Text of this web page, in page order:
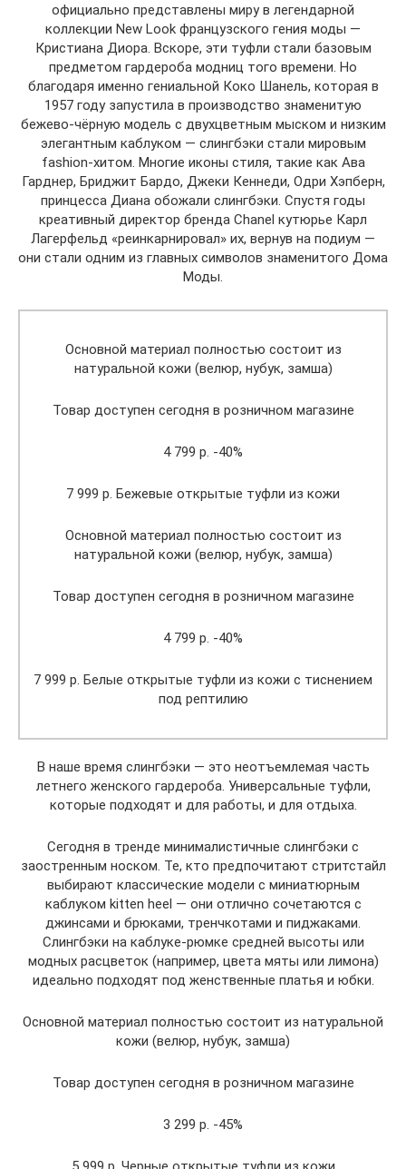
официально представлены миру в легендарной
коллекции New Look французского гения моды —
Кристиана Диора. Вскоре, эти туфли стали базовым
предметом гардероба модниц того времени. Но
благодаря именно гениальной Коко Шанель, которая в
1957 году запустила в производство знаменитую
бежево-чёрную модель с двухцветным мыском и низким
элегантным каблуком — слингбэки стали мировым
fashion-хитом. Многие иконы стиля, такие как Ава
Гарднер, Бриджит Бардо, Джеки Кеннеди, Одри Хэпберн,
принцесса Диана обожали слингбэки. Спустя годы
креативный директор бренда Chanel кутюрье Карл
Лагерфельд «реинкарнировал» их, вернув на подиум —
они стали одним из главных символов знаменитого Дома
Моды.
Основной материал полностью состоит из
натуральной кожи (велюр, нубук, замша)
Товар доступен сегодня в розничном магазине
4 799 р. -40%
7 999 р. Бежевые открытые туфли из кожи
Основной материал полностью состоит из
натуральной кожи (велюр, нубук, замша)
Товар доступен сегодня в розничном магазине
4 799 р. -40%
7 999 р. Белые открытые туфли из кожи с тиснением
под рептилию
В наше время слингбэки — это неотъемлемая часть
летнего женского гардероба. Универсальные туфли,
которые подходят и для работы, и для отдыха.
Сегодня в тренде минималистичные слингбэки с
заостренным носком. Те, кто предпочитают стритстайл
выбирают классические модели с миниатюрным
каблуком kitten heel — они отлично сочетаются с
джинсами и брюками, тренчкотами и пиджаками.
Слингбэки на каблуке-рюмке средней высоты или
модных расцветок (например, цвета мяты или лимона)
идеально подходят под женственные платья и юбки.
Основной материал полностью состоит из натуральной
кожи (велюр, нубук, замша)
Товар доступен сегодня в розничном магазине
3 299 р. -45%